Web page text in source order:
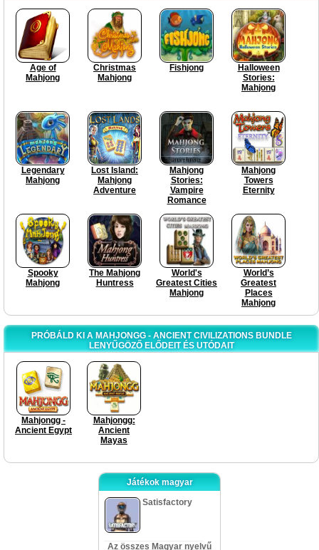
Age of
Mahjong
Christmas
Mahjong
Fishjong
Halloween
Stories:
Mahjong
Legendary
Mahjong
Lost Island:
Mahjong
Adventure
Mahjong
Stories:
Vampire
Romance
Mahjong
Towers
Eternity
Spooky
Mahjong
The Mahjong
Huntress
World's
Greatest Cities
Mahjong
World’s
Greatest
Places
Mahjong
PRÓBÁLD KI A MAHJONGG - ANCIENT CIVILIZATIONS BUNDLE
LENYŰGÖZŐ ELŐDEIT ÉS UTÓDAIT
Mahjongg -
Ancient Egypt
Mahjongg:
Ancient
Mayas
Játékok magyar
Satisfactory
Az összes Magyar nyelvű